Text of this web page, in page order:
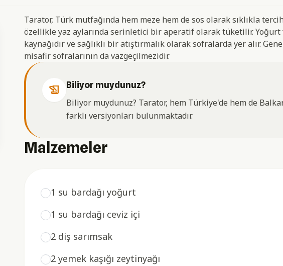
Tarator, Türk mutfağında hem meze hem de sos olarak sıklıkla
özellikle yaz aylarında serinletici bir aperatif olarak tüketilir.
kaynağıdır ve sağlıklı bir atıştırmalık olarak sofralarda yer alır.
misafir sofralarının da vazgeçilmezidir.
history_edu Biliyor muydunuz?
Biliyor muydunuz? Tarator, hem Türkiye'de hem de
farklı versiyonları bulunmaktadır.
Malzemeler
1 su bardağı yoğurt
1 su bardağı ceviz içi
2 diş sarımsak
2 yemek kaşığı zeytinyağı